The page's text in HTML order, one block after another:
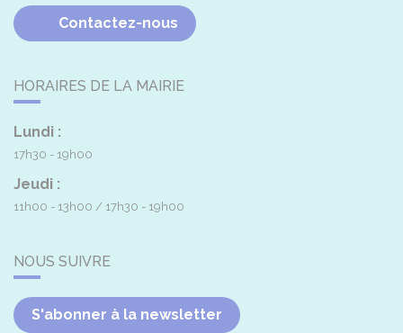
Contactez-nous
HORAIRES DE LA MAIRIE
Lundi :
17h30 - 19h00
Jeudi :
11h00 - 13h00 17h30 - 19h00
NOUS SUIVRE
S'abonner à la newsletter